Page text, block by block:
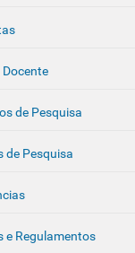
de Pesquisa
de Pesquisa
e Regulamentos